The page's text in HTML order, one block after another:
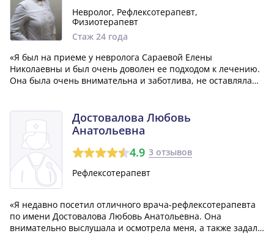
Невролог, Рефлексотерапевт,
Физиотерапевт
Стаж 24 года
«Я был на приеме у невролога Сараевой Елены
Николаевны и был очень доволен ее подходом к лечению.
Она была очень внимательна и заботлива, не оставляла
лечения, которые действительно рабо...»
Достовалова Любовь
Анатольевна
4.9 3 отзывов
Рефлексотерапевт
«Я недавно посетил отличного врача-рефлексотерапевта
по имени Достовалова Любовь Анатольевна. Она
внимательно выслушала и осмотрела меня, а также задала